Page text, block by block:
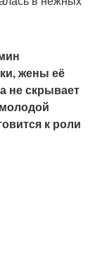
жены её
не скрывает
к роли